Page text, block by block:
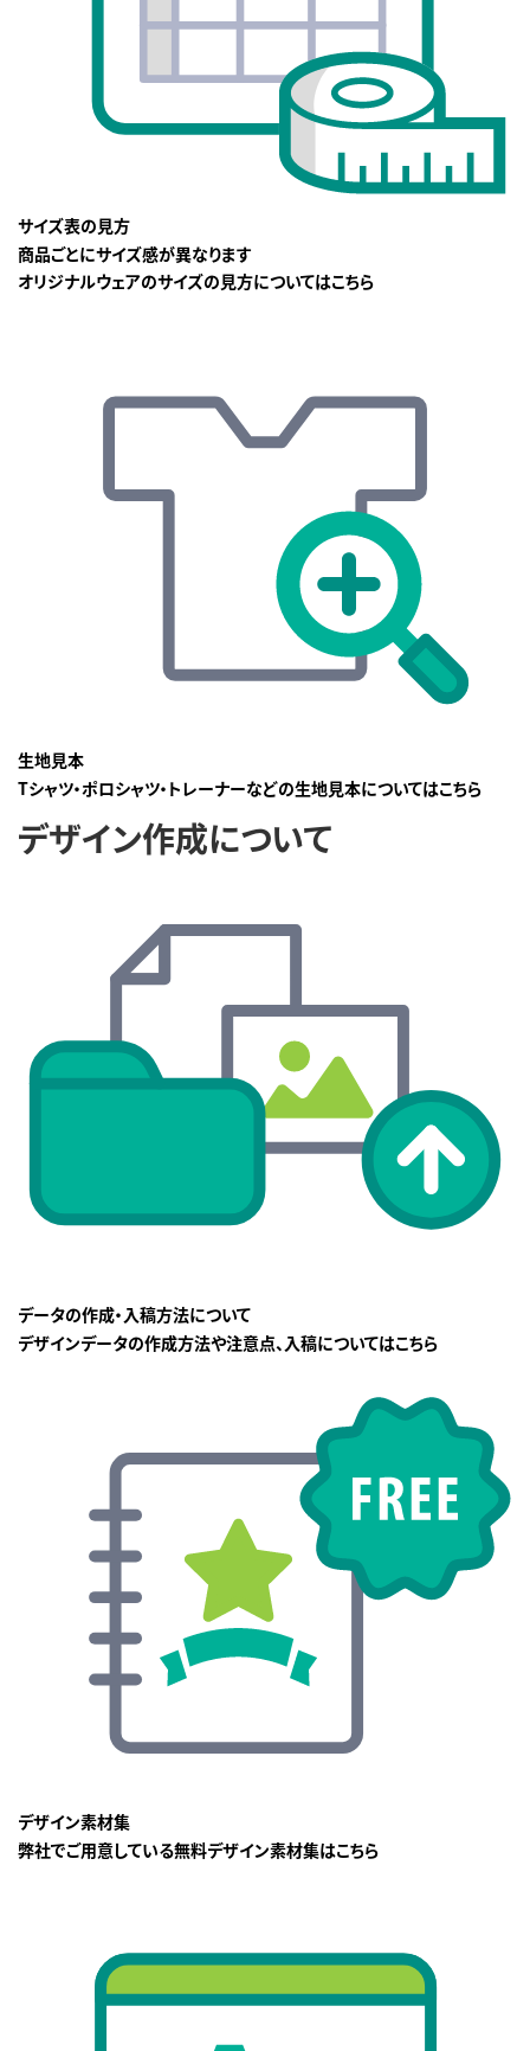
サイズ表の見方
商品ごとにサイズ感が異なります
オリジナルウェアのサイズの見方についてはこちら
生地見本
Tシャツ・ポロシャツ・トレーナーなどの生地見本についてはこちら
デザイン作成について
データの作成・入稿方法について
デザインデータの作成方法や注意点、入稿についてはこちら
デザイン素材集
弊社でご用意している無料デザイン素材集はこちら